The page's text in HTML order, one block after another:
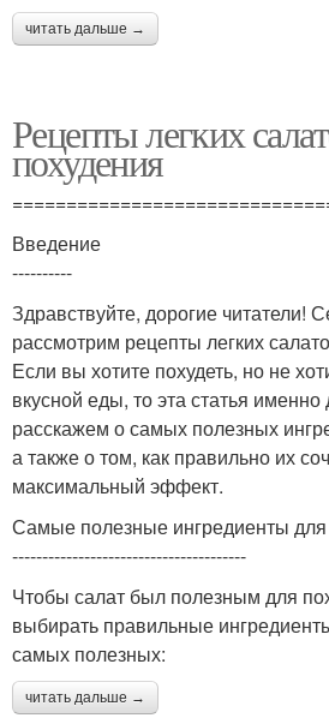
читать дальше →
Рецепты легких
похудения
Введение
----------
Здравствуйте, дорогие читатели!
рассмотрим рецепты легких
Если вы хотите похудеть, но не
вкусной еды, то эта статья
расскажем о самых полезных
а также о том, как правильно их
максимальный эффект.
Самые полезные ингредиенты для
---------------------------------------
Чтобы салат был полезным для
выбирать правильные
самых полезных:
читать дальше →